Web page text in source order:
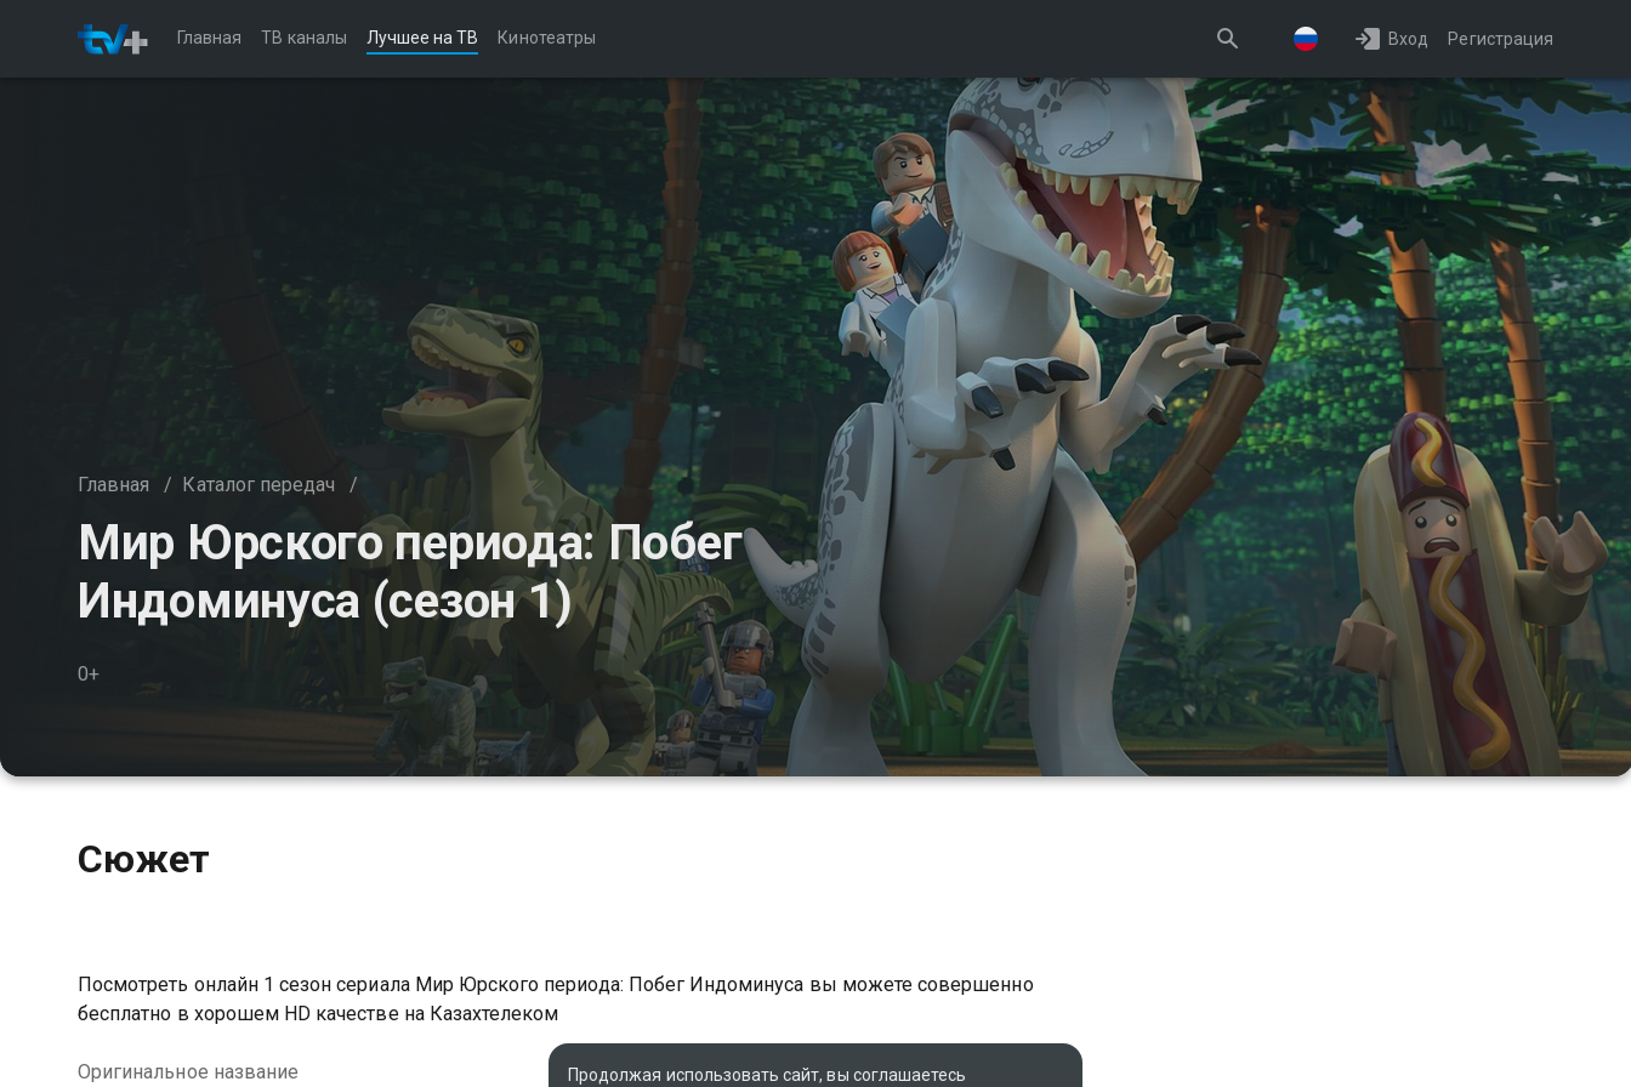
Главная ТВ каналы Лучшее на ТВ Кинотеатры Вход Регистрация
Главная / Каталог передач /
Мир Юрского периода: Побег
Индоминуса (сезон 1)
0+
Сюжет
Посмотреть онлайн 1 сезон сериала Мир Юрского периода: Побег Индоминуса вы можете совершенно
бесплатно в хорошем HD качестве на Казахтелеком
Оригинальное название Продолжая использовать сайт, вы соглашаетесь